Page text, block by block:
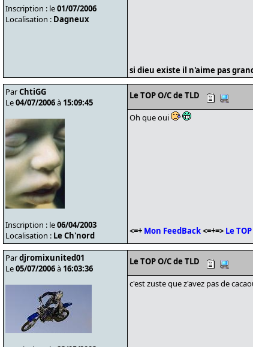
Inscription : le01/07/2006
Localisation : Dagneux
si dieu existe il n'aime pas
ParChtiGG
Le04/07/2006à 15:09:45
Inscription : le06/04/2003
Localisation : Le Ch'nord
Le TOP O/C de TLD
Oh que oui
<=+ Mon FeedBack<=+=> Le
Pardjromixunited01
Le05/07/2006à 16:03:36
Le TOP O/C de TLD
c'est zuste que z'avez pas de